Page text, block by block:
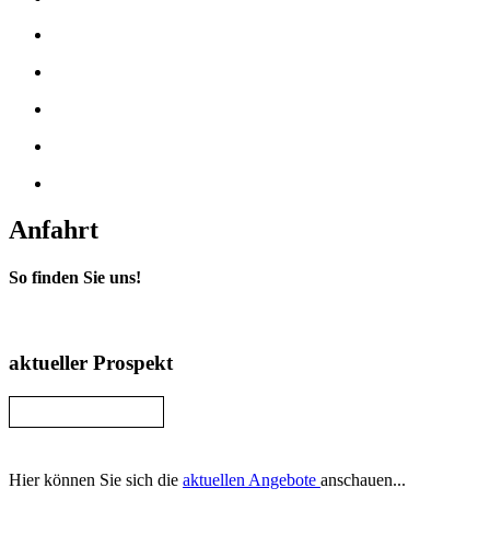
Anfahrt
So finden Sie uns!
aktueller Prospekt
Hier können Sie sich die aktuellen Angebote anschauen...